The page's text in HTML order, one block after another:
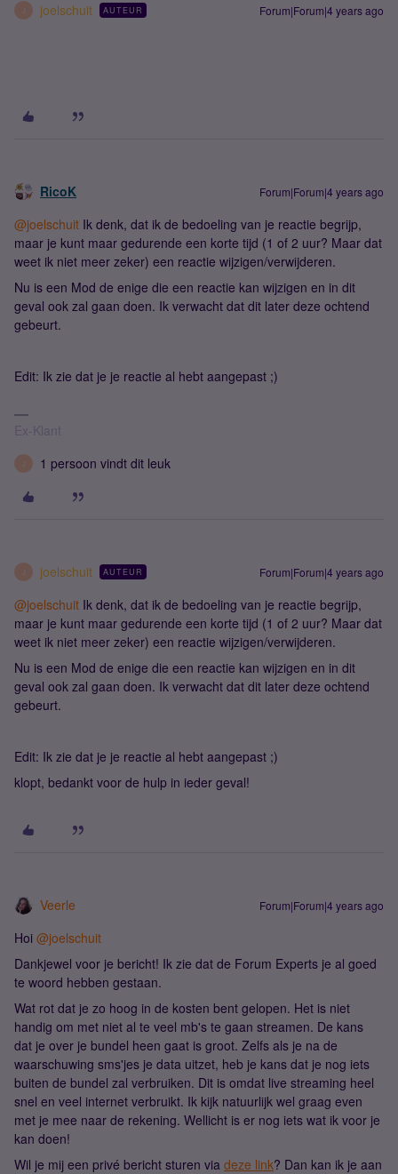
J joelschuit AUTEUR Forum|Forum|4 years ago
RicoK Forum|Forum|4 years ago
@joelschuit Ik denk, dat ik de bedoeling van je reactie begrijp,
maar je kunt maar gedurende een korte tijd (1 of 2 uur? Maar dat
weet ik niet meer zeker) een reactie wijzigen/verwijderen.
Nu is een Mod de enige die een reactie kan wijzigen en in dit
geval ook zal gaan doen. Ik verwacht dat dit later deze ochtend
gebeurt.
Edit: Ik zie dat je je reactie al hebt aangepast ;)
Ex-Klant
J 1 persoon vindt dit leuk
J joelschuit AUTEUR Forum|Forum|4 years ago
@joelschuit Ik denk, dat ik de bedoeling van je reactie begrijp,
maar je kunt maar gedurende een korte tijd (1 of 2 uur? Maar dat
weet ik niet meer zeker) een reactie wijzigen/verwijderen.
Nu is een Mod de enige die een reactie kan wijzigen en in dit
geval ook zal gaan doen. Ik verwacht dat dit later deze ochtend
gebeurt.
Edit: Ik zie dat je je reactie al hebt aangepast ;)
klopt, bedankt voor de hulp in ieder geval!
Veerle Forum|Forum|4 years ago
Hoi @joelschuit
Dankjewel voor je bericht! Ik zie dat de Forum Experts je al goed
te woord hebben gestaan.
Wat rot dat je zo hoog in de kosten bent gelopen. Het is niet
handig om met niet al te veel mb's te gaan streamen. De kans
dat je over je bundel heen gaat is groot. Zelfs als je na de
waarschuwing sms'jes je data uitzet, heb je kans dat je nog iets
buiten de bundel zal verbruiken. Dit is omdat live streaming heel
snel en veel internet verbruikt. Ik kijk natuurlijk wel graag even
met je mee naar de rekening. Wellicht is er nog iets wat ik voor je
kan doen!
Wil je mij een privé bericht sturen via deze link? Dan kan ik je aan